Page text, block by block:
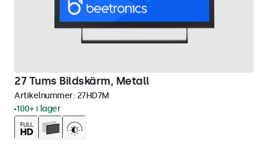
27 Tums Bildskärm, Metall
Artikelnummer: 27HD7M
100+ i lager